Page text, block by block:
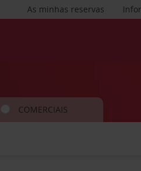
As minhas reservas
COMERCIAIS